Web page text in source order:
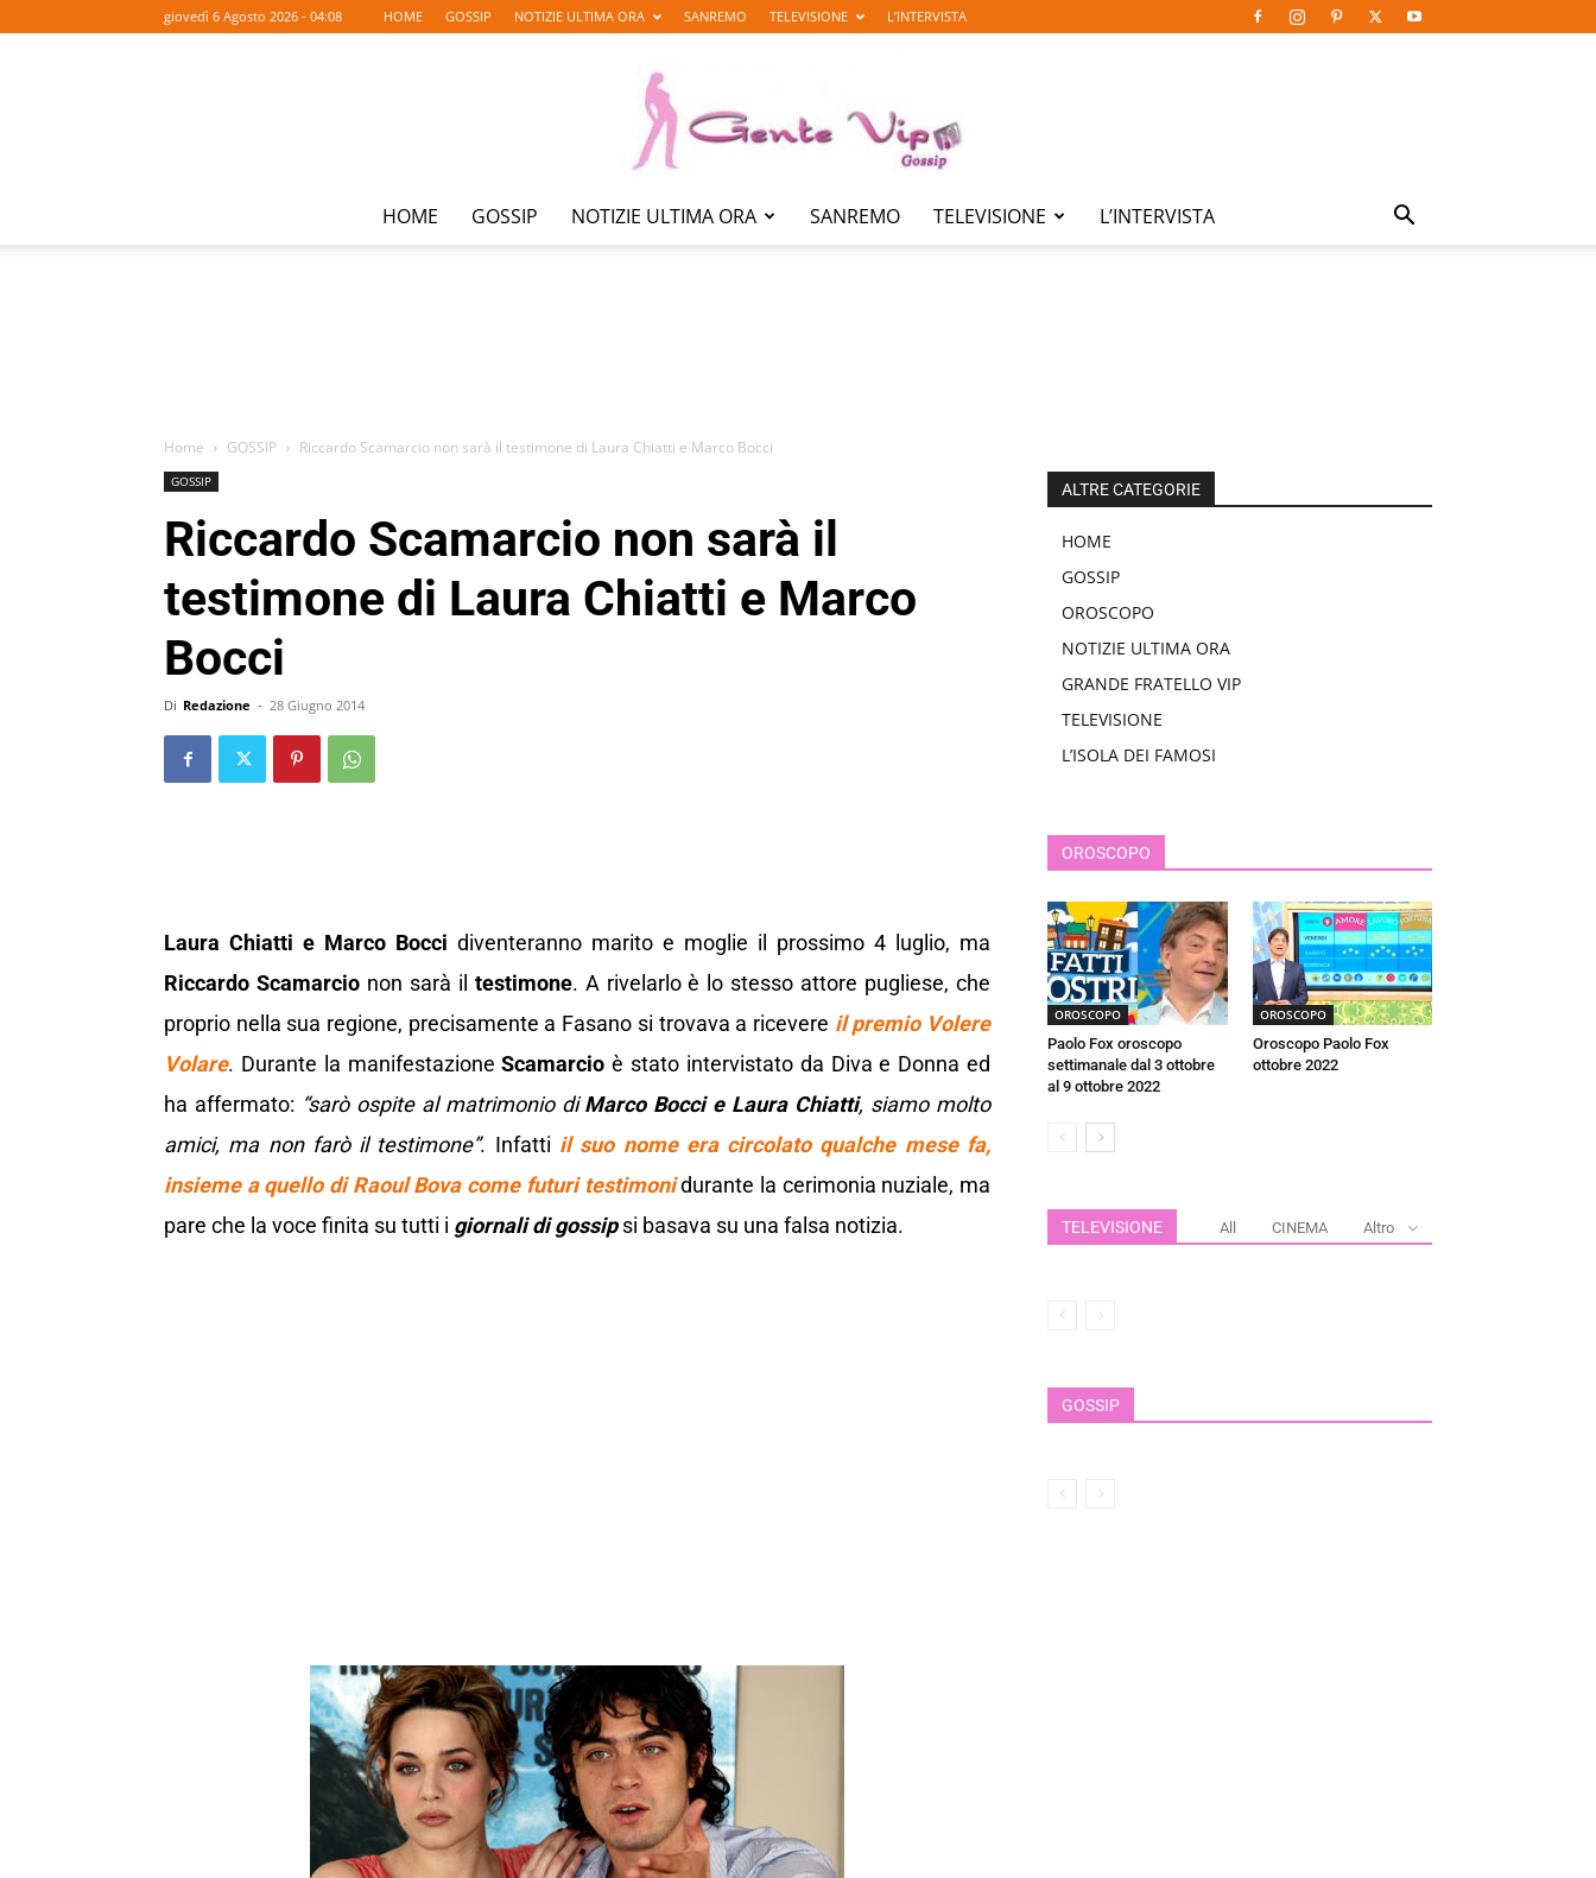
giovedì 6 Agosto 2026 - 04:08 HOME GOSSIP NOTIZIE ULTIMA ORA SANREMO TELEVISIONE L’INTERVISTA
HOME GOSSIP NOTIZIE ULTIMA ORA SANREMO TELEVISIONE L’INTERVISTA
Home GOSSIP Riccardo Scamarcio non sarà il testimone di Laura Chiatti e Marco Bocci
GOSSIP
Riccardo Scamarcio non sarà il
testimone di Laura Chiatti e Marco
Bocci
Di Redazione - 28 Giugno 2014
Laura Chiatti e Marco Bocci diventeranno marito e moglie il prossimo 4 luglio, ma
Riccardo Scamarcionon sarà il testimone. A rivelarlo è lo stesso attore pugliese, che
proprio nella sua regione, precisamente a Fasano si trovava a ricevere il premio Volere
Volare. Durante la manifestazioneScamarcio è stato intervistato da Diva e Donna ed
ha affermato: “sarò ospite al matrimonio diMarco Bocci e Laura Chiatti, siamo molto
amici, ma non farò il testimone”. Infatti il suo nome era circolato qualche mese fa,
insieme a quello di Raoul Bova come futuri testimonidurante la cerimonia nuziale, ma
pare che la voce finita su tutti i giornali di gossipsi basava su una falsa notizia.
ALTRE CATEGORIE
HOME
GOSSIP
OROSCOPO
NOTIZIE ULTIMA ORA
GRANDE FRATELLO VIP
TELEVISIONE
L’ISOLA DEI FAMOSI
OROSCOPO
OROSCOPO
Paolo Fox oroscopo
settimanale dal 3 ottobre
al 9 ottobre 2022
OROSCOPO
Oroscopo Paolo Fox
ottobre 2022
TELEVISIONE All CINEMA Altro
GOSSIP